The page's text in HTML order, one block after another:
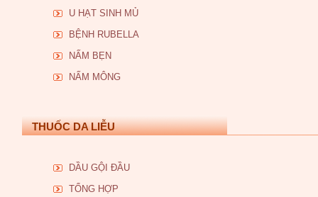
U HẠT SINH MỦ
BỆNH RUBELLA
NẤM BẸN
NẤM MÔNG
THUỐC DA LIỄU
DẦU GỘI ĐẦU
TỔNG HỢP